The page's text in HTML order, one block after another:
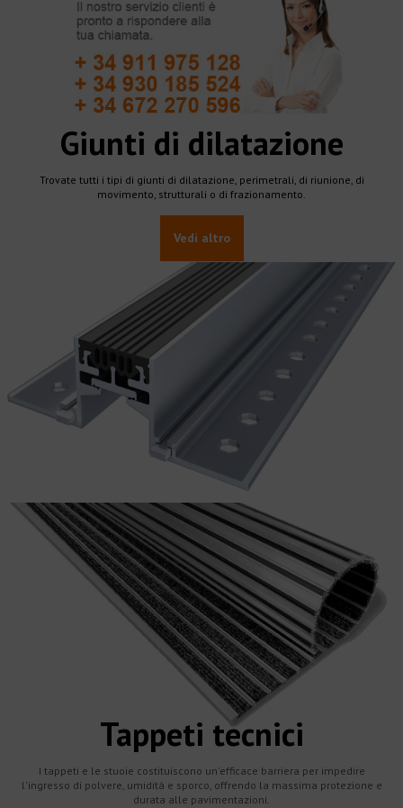
Giunti di dilatazione
Trovate tutti i tipi di giunti di dilatazione, perimetrali, di riunione, di
movimento, strutturali o di frazionamento.
Vedi altro
Tappeti tecnici
I tappeti e le stuoie costituiscono un'efficace barriera per impedire
l'ingresso di polvere, umidità e sporco, offrendo la massima protezione e
durata alle pavimentazioni.